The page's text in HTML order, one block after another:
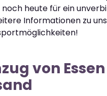
heute für ein
Informationen zu
von